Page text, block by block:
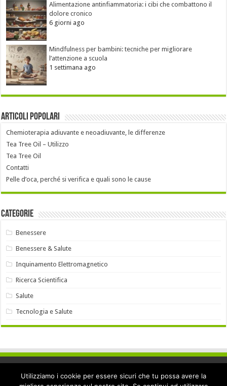
Alimentazione antinfiammatoria: i cibi che combattono il
dolore cronico
6 giorni ago
Mindfulness per bambini: tecniche per migliorare
l’attenzione a scuola
1 settimana ago
Articoli popolari
Chemioterapia adiuvante e neoadiuvante, le differenze
Tea Tree Oil – Utilizzo
Tea Tree Oil
Contatti
Pelle d’oca, perché si verifica e quali sono le cause
Categorie
Benessere
Benessere & Salute
Inquinamento Elettromagnetico
Ricerca Scientifica
Salute
Tecnologia e Salute
Utilizziamo i cookie per essere sicuri che tu possa avere la